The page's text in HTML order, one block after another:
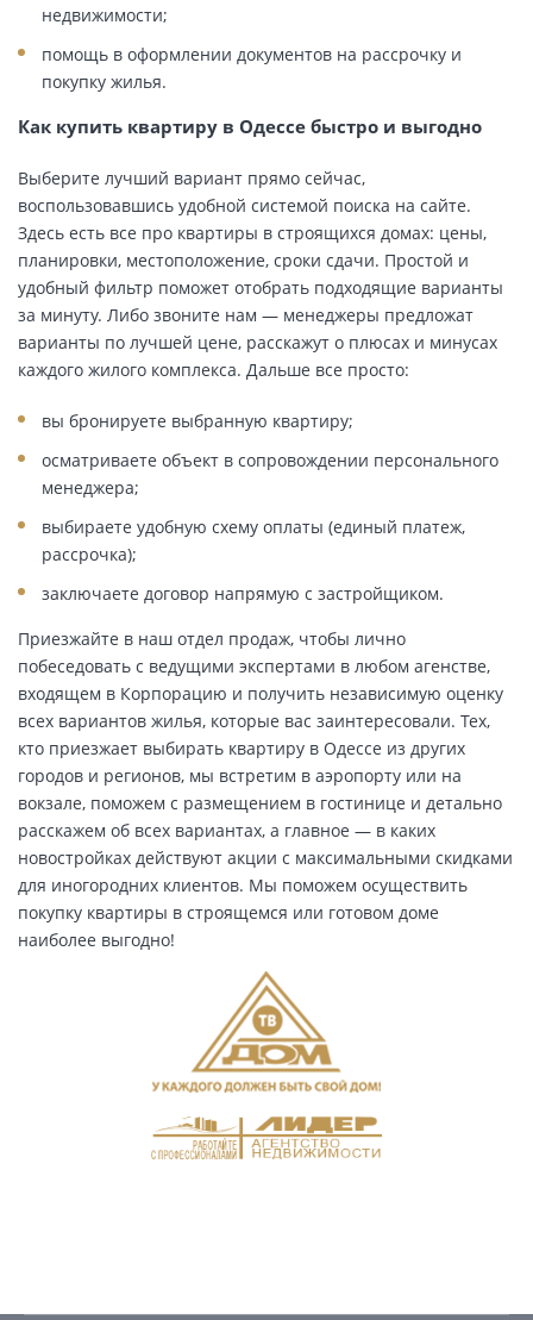
недвижимости;
помощь в оформлении документов на рассрочку и
покупку жилья.
Как купить квартиру в Одессе быстро и выгодно
Выберите лучший вариант прямо сейчас,
воспользовавшись удобной системой поиска на сайте.
Здесь есть все про квартиры в строящихся домах: цены,
планировки, местоположение, сроки сдачи. Простой и
удобный фильтр поможет отобрать подходящие варианты
за минуту. Либо звоните нам — менеджеры предложат
варианты по лучшей цене, расскажут о плюсах и минусах
каждого жилого комплекса. Дальше все просто:
вы бронируете выбранную квартиру;
осматриваете объект в сопровождении персонального
менеджера;
выбираете удобную схему оплаты (единый платеж,
рассрочка);
заключаете договор напрямую с застройщиком.
Приезжайте в наш отдел продаж, чтобы лично
побеседовать с ведущими экспертами в любом агенстве,
входящем в Корпорацию и получить независимую оценку
всех вариантов жилья, которые вас заинтересовали. Тех,
кто приезжает выбирать квартиру в Одессе из других
городов и регионов, мы встретим в аэропорту или на
вокзале, поможем с размещением в гостинице и детально
расскажем об всех вариантах, а главное — в каких
новостройках действуют акции с максимальными скидками
для иногородних клиентов. Мы поможем осуществить
покупку квартиры в строящемся или готовом доме
наиболее выгодно!